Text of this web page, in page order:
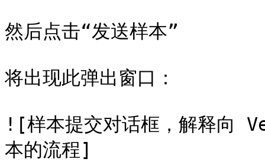
然后点击“发送样本”
将出现此弹出窗口：
![样本提交对话框，解释向
本的流程]